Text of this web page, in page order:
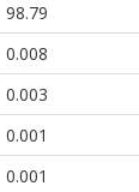
98.79
0.008
0.003
0.001
0.001